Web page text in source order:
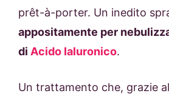
prêt-à-porter. Un inedito
appositamente per
di Acido Ialuronico.
Un trattamento che, grazie